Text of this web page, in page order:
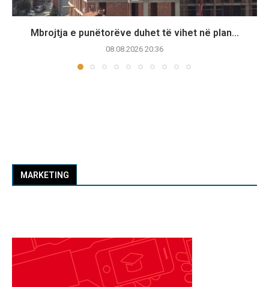
Mbrojtja e punëtorëve duhet të vihet në plan...
08.08.2026 20:36
MARKETING